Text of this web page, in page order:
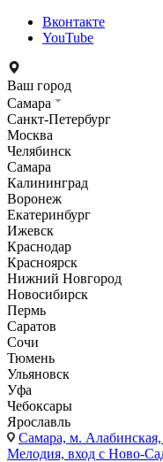
Вконтакте
YouTube
Ваш город
Самара
Санкт-Петербург
Москва
Челябинск
Самара
Калининград
Воронеж
Екатеринбург
Ижевск
Краснодар
Красноярск
Нижний Новгород
Новосибирск
Пермь
Саратов
Сочи
Тюмень
Ульяновск
Уфа
Чебоксары
Ярославль
Самара, м.
Мелодия, вход с Ново-